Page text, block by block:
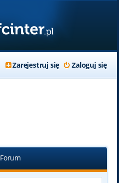
Zaloguj się
Zarejestruj się
Forum